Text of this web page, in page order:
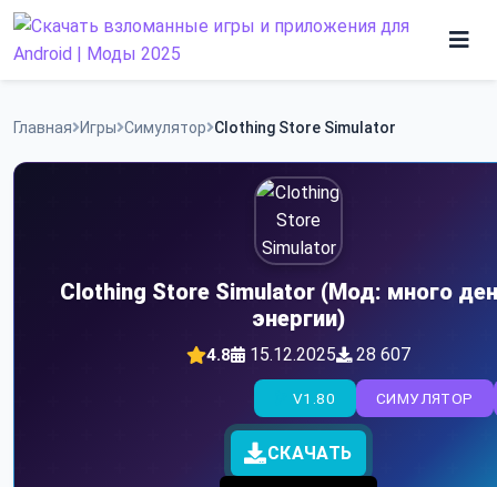
Skip
Программы
Главная Игры Симулятор Clothing Store Simulator
Clothing Store Simulator (Мод: много
энергии)
4.8 15.12.2025 28 607
СИМУЛЯТОР
V1.80
СКАЧАТЬ